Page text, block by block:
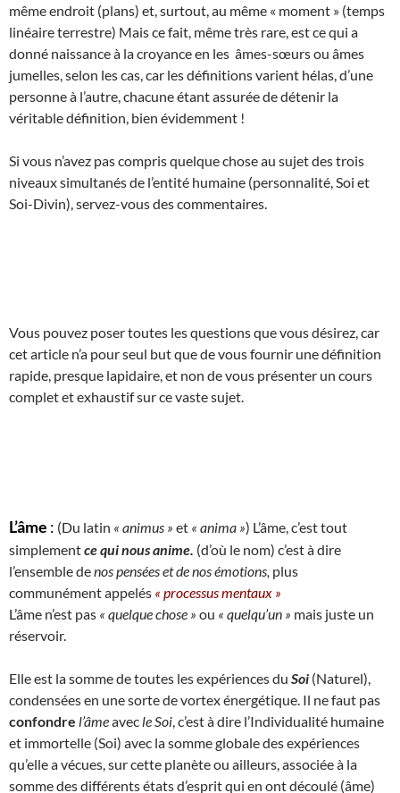
même endroit (plans) et, surtout, au même « moment » (temps
linéaire terrestre) Mais ce fait, même très rare, est ce qui a
donné naissance à la croyance en les âmes-sœurs ou âmes
jumelles, selon les cas, car les définitions varient hélas, d’une
personne à l’autre, chacune étant assurée de détenir la
véritable définition, bien évidemment !
Si vous n’avez pas compris quelque chose au sujet des trois
niveaux simultanés de l’entité humaine (personnalité, Soi et
Soi-Divin), servez-vous des commentaires.
Vous pouvez poser toutes les questions que vous désirez, car
cet article n’a pour seul but que de vous fournir une définition
rapide, presque lapidaire, et non de vous présenter un cours
complet et exhaustif sur ce vaste sujet.
L’âme : (Du latin « animus » et « anima ») L’âme, c’est tout
simplementce qui nous anime. (d’où le nom) c’est à dire
l’ensemble denos pensées et de nos émotions, plus
communément appelés « processus mentaux »
L’âme n’est pas « quelque chose » ou « quelqu’un » mais juste un
réservoir.
Elle est la somme de toutes les expériences du Soi (Naturel),
condensées en une sorte de vortex énergétique. Il ne faut pas
confondre l’âmeavec le Soi , c’est à dire l’Individualité humaine
et immortelle (Soi) avec la somme globale des expériences
qu’elle a vécues, sur cette planète ou ailleurs, associée à la
somme des différents états d’esprit qui en ont découlé (âme)